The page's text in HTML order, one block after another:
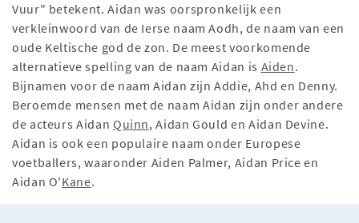
Vuur" betekent. Aidan was oorspronkelijk een
verkleinwoord van de Ierse naam Aodh, de naam van een
oude Keltische god de zon. De meest voorkomende
alternatieve spelling van de naam Aidan is Aiden.
Bijnamen voor de naam Aidan zijn Addie, Ahd en Denny.
Beroemde mensen met de naam Aidan zijn onder andere
de acteurs Aidan Quinn, Aidan Gould en Aidan Devine.
Aidan is ook een populaire naam onder Europese
voetballers, waaronder Aiden Palmer, Aidan Price en
Aidan O'Kane.